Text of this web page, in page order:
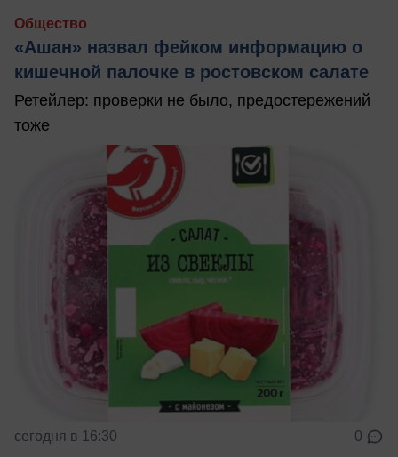
Общество
«Ашан» назвал фейком информацию о
кишечной палочке в ростовском салате
Ретейлер: проверки не было, предостережений
тоже
сегодня в 16:30 0